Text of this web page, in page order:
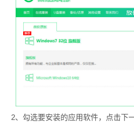
2、勾选要安装的应用软件，点击下一